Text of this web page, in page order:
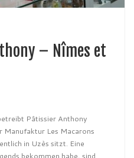
– Nîmes et
Pâtissier Anthony
Manufaktur Les Macarons
in Uzès sitzt. Eine
bekommen habe, sind